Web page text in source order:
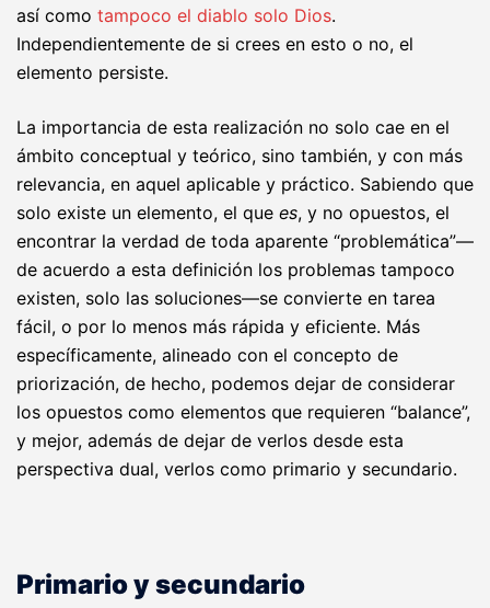
así como tampoco el diablo solo Dios.
Independientemente de si crees en esto o no, el
elemento persiste.
La importancia de esta realización no solo cae en el
ámbito conceptual y teórico, sino también, y con más
relevancia, en aquel aplicable y práctico. Sabiendo que
solo existe un elemento, el que es, y no opuestos, el
encontrar la verdad de toda aparente “problemática”—
de acuerdo a esta definición los problemas tampoco
existen, solo las soluciones—se convierte en tarea
fácil, o por lo menos más rápida y eficiente. Más
específicamente, alineado con el concepto de
priorización, de hecho, podemos dejar de considerar
los opuestos como elementos que requieren “balance”,
y mejor, además de dejar de verlos desde esta
perspectiva dual, verlos como primario y secundario.
Primario y secundario